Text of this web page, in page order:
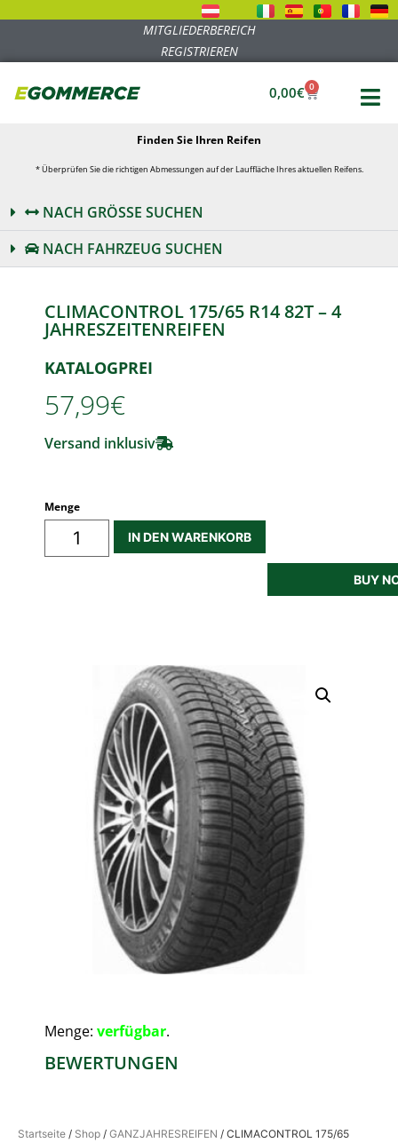
MITGLIEDERBEREICH
REGISTRIEREN
0,00€ 0
Finden Sie Ihren Reifen
* Überprüfen Sie die richtigen Abmessungen auf der Lauffläche Ihres aktuellen Reifens.
NACH GRÖSSE SUCHEN
NACH FAHRZEUG SUCHEN
Startseite / Shop / GANZJAHRESREIFEN / CLIMACONTROL 175/65
CLIMACONTROL 175/65 R14 82T – 4
JAHRESZEITENREIFEN
KATALOGPREI
57,99€
Versand inklusiv
Menge
IN DEN WARENKORB
BUY
Menge: verfügbar.
BEWERTUNGEN